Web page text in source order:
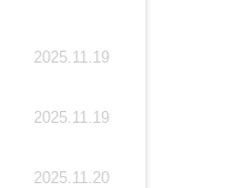
2025.11.19
2025.11.19
2025.11.20